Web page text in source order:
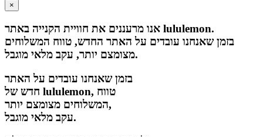
×
אנו מרעננים את חוויית הקנייה באתר lululemon.
בזמן שאנחנו עובדים על האתר החדש, טווח המשלוחים
מצומצם יותר, עקב מלאי מוגבל.
בזמן שאנחנו עובדים על האתר
חדש של lululemon, טווח
המשלוחים מצומצם יותר,
עקב מלאי מוגבל.